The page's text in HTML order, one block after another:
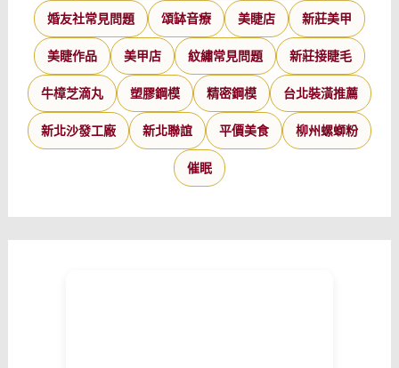
婚友社常見問題 頌缽音療 美睫店 新莊美甲
美睫作品 美甲店 紋繡常見問題 新莊接睫毛
牛樟芝滴丸 塑膠鋼模 精密鋼模 台北裝潢推薦
新北沙發工廠 新北聯誼 平價美食 柳州螺螄粉
催眠